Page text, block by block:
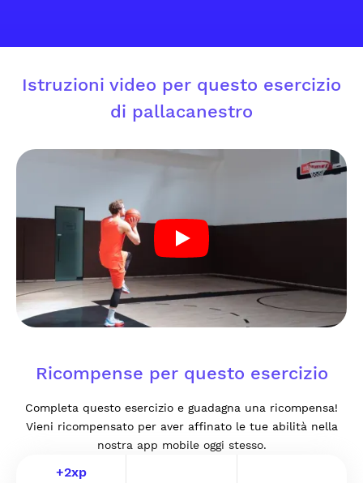
Istruzioni video per questo esercizio
di pallacanestro
Ricompense per questo esercizio
Completa questo esercizio e guadagna una ricompensa!
Vieni ricompensato per aver affinato le tue abilità nella
nostra app mobile oggi stesso.
+2xp